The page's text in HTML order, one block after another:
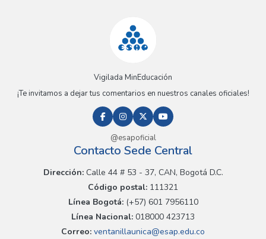
Vigilada MinEducación
¡Te invitamos a dejar tus comentarios en nuestros canales oficiales!
@esapoficial
Contacto Sede Central
Dirección:Calle 44 # 53 - 37, CAN, Bogotá D.C.
Código postal: 111321
Línea Bogotá:(+57) 601 7956110
Línea Nacional: 018000 423713
Correo: ventanillaunica@esap.edu.co